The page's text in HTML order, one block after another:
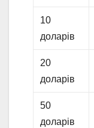
10
доларів
20
доларів
50
доларів